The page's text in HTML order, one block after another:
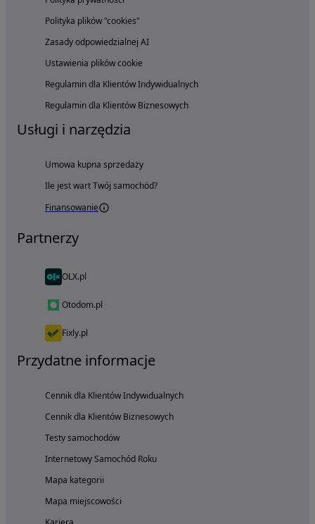
Polityka plików "cookies"
Zasady odpowiedzialnej AI
Ustawienia plików cookie
Regulamin dla Klientów Indywidualnych
Regulamin dla Klientów Biznesowych
Usługi i narzędzia
Umowa kupna sprzedaży
Ile jest wart Twój samochód?
Finansowanie
Partnerzy
OLX.pl
Otodom.pl
Fixly.pl
Przydatne informacje
Cennik dla Klientów Indywidualnych
Cennik dla Klientów Biznesowych
Testy samochodów
Internetowy Samochód Roku
Mapa kategorii
Mapa miejscowości